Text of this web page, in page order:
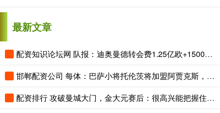
最新文章
配资知识论坛网 队报：迪奥曼德转会费1.25亿欧+1500万奖金，将成为皇马最贵引援
邯郸配资公司 每体：巴萨小将托伦茨将加盟阿贾克斯，转会费最高可达600万欧
配资排行 攻破曼城大门，金大元赛后：很高兴能把握住机会，亲身感受到差距